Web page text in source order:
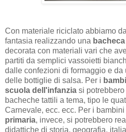
Con materiale riciclato abbiamo
fantasia realizzando una bacheca
decorata con materiali vari che
partiti da semplici vassoietti
dalle confezioni di formaggio e da
delle bottiglie di salsa. Per i
scuola dell'infanzia si
bacheche tattili a tema, tipo le
Carnevale, ecc. ecc. Per i
primaria, invece, si potrebbero
didattiche di storia, geografia,